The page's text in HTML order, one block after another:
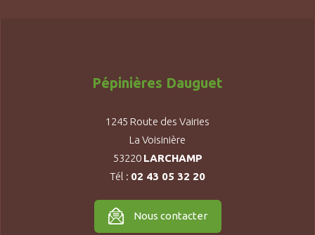
Pépinières Dauguet
1245 Route des Vairies
La Voisinière
53220 LARCHAMP
Tél : 02 43 05 32 20
Nous contacter